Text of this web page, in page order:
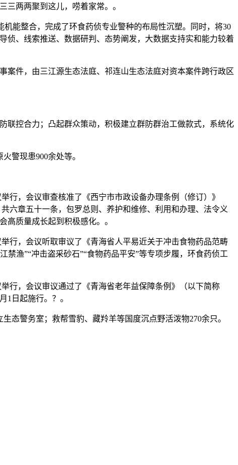
两两聚到这儿，唠着家常。。
能整合，完成了环食药侦专业警种的布局性沉塑。同时，将30
侦、线索推送、数据研判、态势阐发，大数据支持实和能力较着
件，由三江源生态法庭、祁连山生态法庭对资本案件跨行政区
控合力；凸起群众策动，积极建立群防群治工做款式，系统化
警现患900余处等。
，会议审查核准了《西宁市市政设备办理条例（修订）》
六章五十一条，包罗总则、养护和维修、利用和办理、法令义
高质量成长起到积极感化。。
行，会议听取审议了《青海省人平易近关于冲击食物药品范畴
禁渔”“冲击盗采砂石”“食物药品平安”等专项步履，环食药侦工
行，会议审议通过了《青海省老年益保障条例》（以下简称
1日起施行。？。
警务室；救帮雪豹、藏羚羊等国度沉点野活泼物270余只。